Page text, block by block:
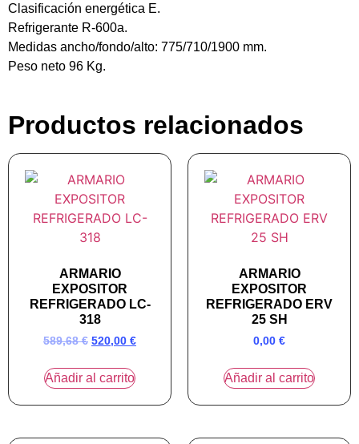
Clasificación energética E.
Refrigerante R-600a.
Medidas ancho/fondo/alto: 775/710/1900 mm.
Peso neto 96 Kg.
Productos relacionados
ARMARIO
EXPOSITOR
REFRIGERADO LC-
318
589,68€ 520,00 €
Añadir al carrito
ARMARIO
EXPOSITOR
REFRIGERADO ERV
25 SH
0,00 €
Añadir al carrito